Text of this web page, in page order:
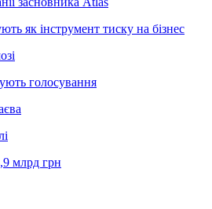
як інструмент тиску на бізнес
голосування
млрд грн